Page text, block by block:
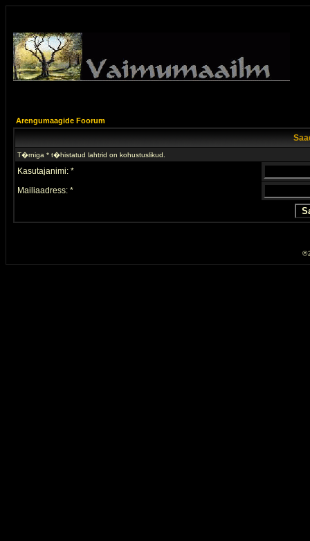
Arengumaagide Foorum
T�rniga * t�histatud lahtrid on kohustuslikud.
Kasutajanimi: *
Mailiaadress: *
©